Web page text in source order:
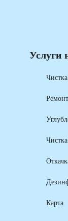
Услуги
Карта